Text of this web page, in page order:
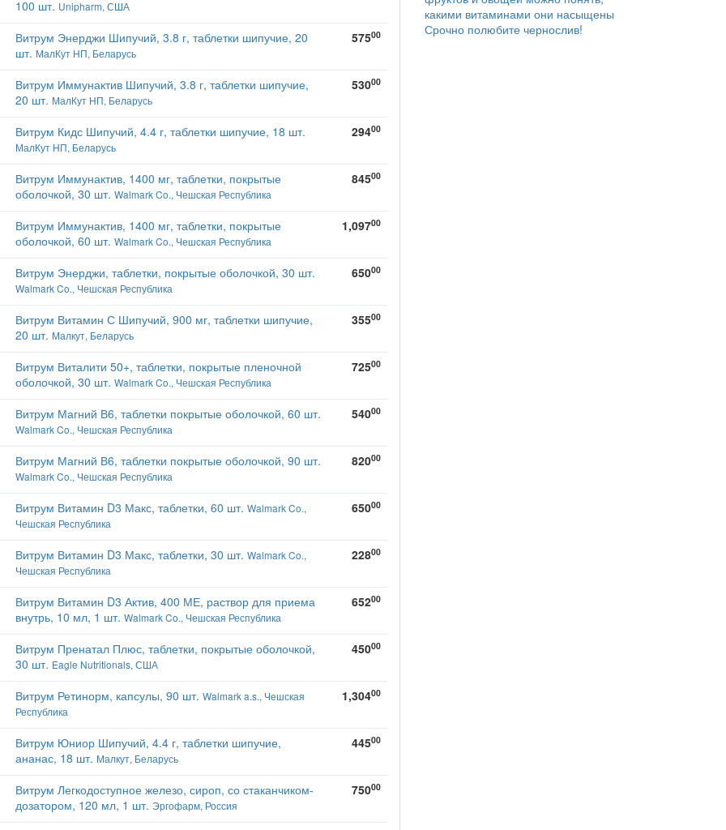
100 шт. Unipharm, США
Витрум Энерджи Шипучий, 3.8 г, таблетки шипучие, 20
шт. МалКут НП, Беларусь
57500
Витрум Иммунактив Шипучий, 3.8 г, таблетки шипучие,
20 шт. МалКут НП, Беларусь
53000
Витрум Кидс Шипучий, 4.4 г, таблетки шипучие, 18 шт.
МалКут НП, Беларусь
29400
Витрум Иммунактив, 1400 мг, таблетки, покрытые
оболочкой, 30 шт. Walmark Co., Чешская Республика
84500
Витрум Иммунактив, 1400 мг, таблетки, покрытые
оболочкой, 60 шт. Walmark Co., Чешская Республика
1,09700
Витрум Энерджи, таблетки, покрытые оболочкой, 30 шт.
Walmark Co., Чешская Республика
65000
Витрум Витамин С Шипучий, 900 мг, таблетки шипучие,
20 шт. Малкут, Беларусь
35500
Витрум Виталити 50+, таблетки, покрытые пленочной
оболочкой, 30 шт. Walmark Co., Чешская Республика
72500
Витрум Магний В6, таблетки покрытые оболочкой, 60 шт.
Walmark Co., Чешская Республика
54000
Витрум Магний В6, таблетки покрытые оболочкой, 90 шт.
Walmark Co., Чешская Республика
82000
Витрум Витамин D3 Макс, таблетки, 60 шт. Walmark Co.,
Чешская Республика
65000
Витрум Витамин D3 Макс, таблетки, 30 шт. Walmark Co.,
Чешская Республика
22800
Витрум Витамин D3 Актив, 400 МЕ, раствор для приема
внутрь, 10 мл, 1 шт. Walmark Co., Чешская Республика
65200
Витрум Пренатал Плюс, таблетки, покрытые оболочкой,
30 шт. Eagle Nutritionals, США
45000
Витрум Ретинорм, капсулы, 90 шт. Walmark a.s., Чешская
Республика
1,30400
Витрум Юниор Шипучий, 4.4 г, таблетки шипучие,
ананас, 18 шт. Малкут, Беларусь
44500
Витрум Легкодоступное железо, сироп, со стаканчиком-
дозатором, 120 мл, 1 шт. Эргофарм, Россия
75000
какими витаминами они насыщены
Срочно полюбите чернослив!